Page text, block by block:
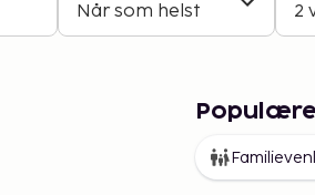
Når som helst 2